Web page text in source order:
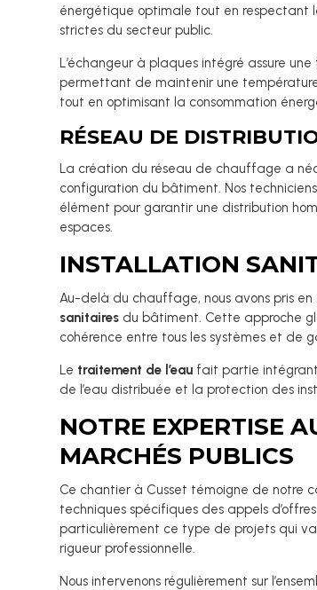
énergétique optimale tout en respectant
strictes du secteur public.
L’échangeur à plaques intégré assure
permettant de maintenir une
tout en optimisant la consommation
RÉSEAU DE
La création du réseau de chauffage a
configuration du bâtiment. Nos
élément pour garantir une distribution
espaces.
INSTALLATION
Au-delà du chauffage, nous avons pris
sanitaires du bâtiment. Cette approche
cohérence entre tous les systèmes et de
Le traitement de l’eau fait partie
de l’eau distribuée et la protection des
NOTRE EXPERTISE
MARCHÉS PUBLICS
Ce chantier à Cusset témoigne de notre
techniques spécifiques des appels
particulièrement ce type de projets qui
rigueur professionnelle.
Nous intervenons régulièrement sur